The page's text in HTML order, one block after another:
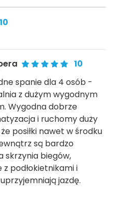
10
10
spanie dla 4 osób -
z dużym wygodnym
Wygodna dobrze
i ruchomy duży
posiłki nawet w środku
są bardzo
skrzynia biegów,
podłokietnikami i
jazdę.